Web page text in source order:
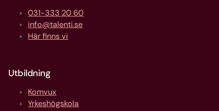
031-333 20 60
info@talenti.se
Här finns vi
Utbildning
Komvux
Yrkeshögskola